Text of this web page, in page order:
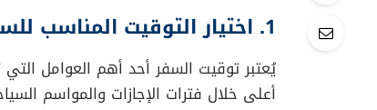
1. اختيار التوقيت المناسب للسفر
يُعتبر توقيت السفر أحد أهم العوامل
أعلى خلال فترات الإجازات والمواسم